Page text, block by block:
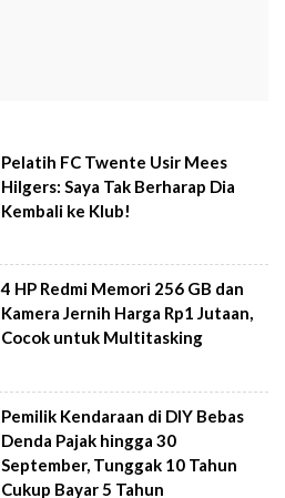
Pelatih FC Twente Usir Mees
Hilgers: Saya Tak Berharap Dia
Kembali ke Klub!
4 HP Redmi Memori 256 GB dan
Kamera Jernih Harga Rp1 Jutaan,
Cocok untuk Multitasking
Pemilik Kendaraan di DIY Bebas
Denda Pajak hingga 30
September, Tunggak 10 Tahun
Cukup Bayar 5 Tahun